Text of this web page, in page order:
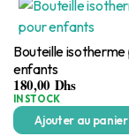
Bouteille isotherme pour
enfants
180,00 Dhs
IN STOCK
Ajouter au panier